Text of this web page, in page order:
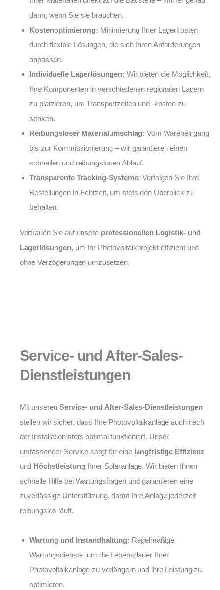
dann, wenn Sie sie brauchen.
Kostenoptimierung: Minimierung Ihrer Lagerkosten
durch flexible Lösungen, die sich Ihren Anforderungen
anpassen.
Individuelle Lagerlösungen: Wir bieten die Möglichkeit,
Ihre Komponenten in verschiedenen regionalen Lagern
zu platzieren, um Transportzeiten und -kosten zu
senken.
Reibungsloser Materialumschlag: Vom Wareneingang
bis zur Kommissionierung – wir garantieren einen
schnellen und reibungslosen Ablauf.
Transparente Tracking-Systeme: Verfolgen Sie Ihre
Bestellungen in Echtzeit, um stets den Überblick zu
behalten.
Vertrauen Sie auf unsere professionellen Logistik- und
Lagerlösungen, um Ihr Photovoltaikprojekt effizient und
ohne Verzögerungen umzusetzen.
Service- und After-Sales-
Dienstleistungen
Mit unseren Service- und After-Sales-Dienstleistungen
stellen wir sicher, dass Ihre Photovoltaikanlage auch nach
der Installation stets optimal funktioniert. Unser
umfassender Service sorgt für eine langfristige Effizienz
und Höchstleistung Ihrer Solaranlage. Wir bieten Ihnen
schnelle Hilfe bei Wartungsfragen und garantieren eine
zuverlässige Unterstützung, damit Ihre Anlage jederzeit
reibungslos läuft.
Wartung und Instandhaltung: Regelmäßige
Wartungsdienste, um die Lebensdauer Ihrer
Photovoltaikanlage zu verlängern und ihre Leistung zu
optimieren.